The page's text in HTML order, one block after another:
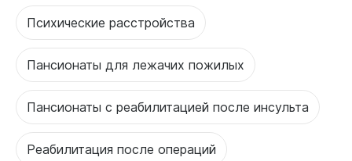
Психические расстройства
Пансионаты для лежачих пожилых
Пансионаты с реабилитацией после инсульта
Реабилитация после операций